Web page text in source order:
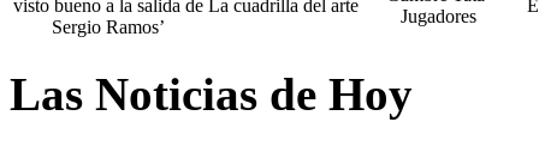
visto bueno a la salida de
Sergio Ramos’
La cuadrilla del arte
Jugadores
Las Noticias de Hoy